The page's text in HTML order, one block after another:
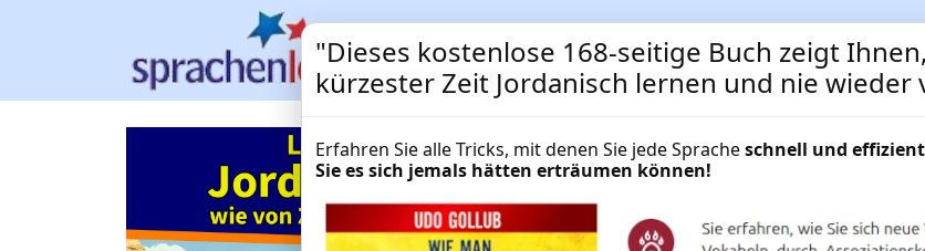
Jordanisch für
Sie den Jordanisch-
"Dieses kostenlose 168-seitige Buch zeigt
kürzester Zeit Jordanisch lernen und nie wieder
Erfahren Sie alle Tricks, mit denen Sie jede Spracheschnell und
Sie es sich jemals hätten erträumen können!